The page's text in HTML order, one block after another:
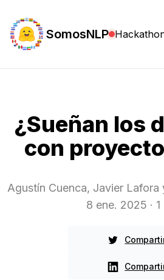
SomosNLP
¿Sueñan los
con
Agustín Cuenca, Javier
8 ene. 2025 ·